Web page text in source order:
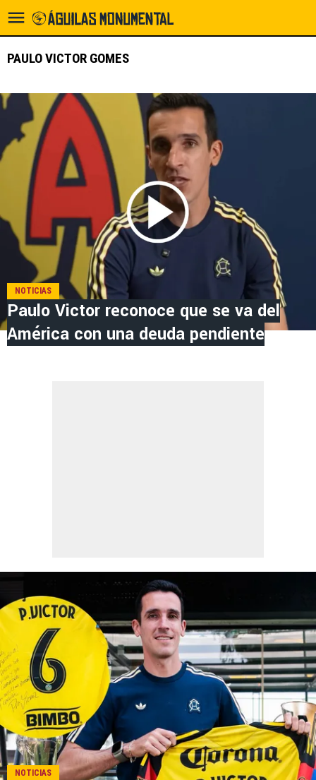
PAULO VICTOR GOMES
NOTICIAS
Paulo Victor reconoce que se va del
América con una deuda pendiente
NOTICIAS